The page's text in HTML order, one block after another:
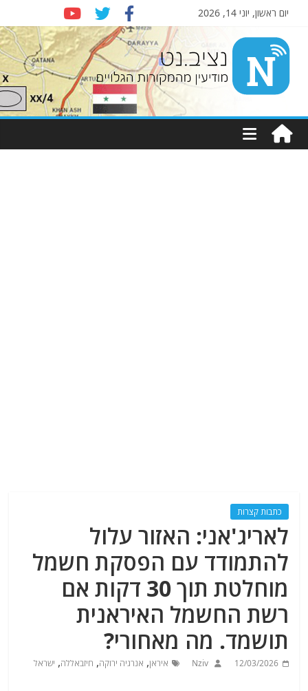
יום ראשון, יוני 14, 2026
Nziv.net
מודיעין
מהמקורות
כתבות קצרות
לאריג'אני: האזור עלול
להתמודד עם הפסקת חשמל
מוחלטת תוך 30 דקות אם
רשת החשמל האיראנית
תושמד. מה מאחורי?
12/03/2026
Nziv איראן, אנרגיה ירוקה, חיזבאללה, ישראל